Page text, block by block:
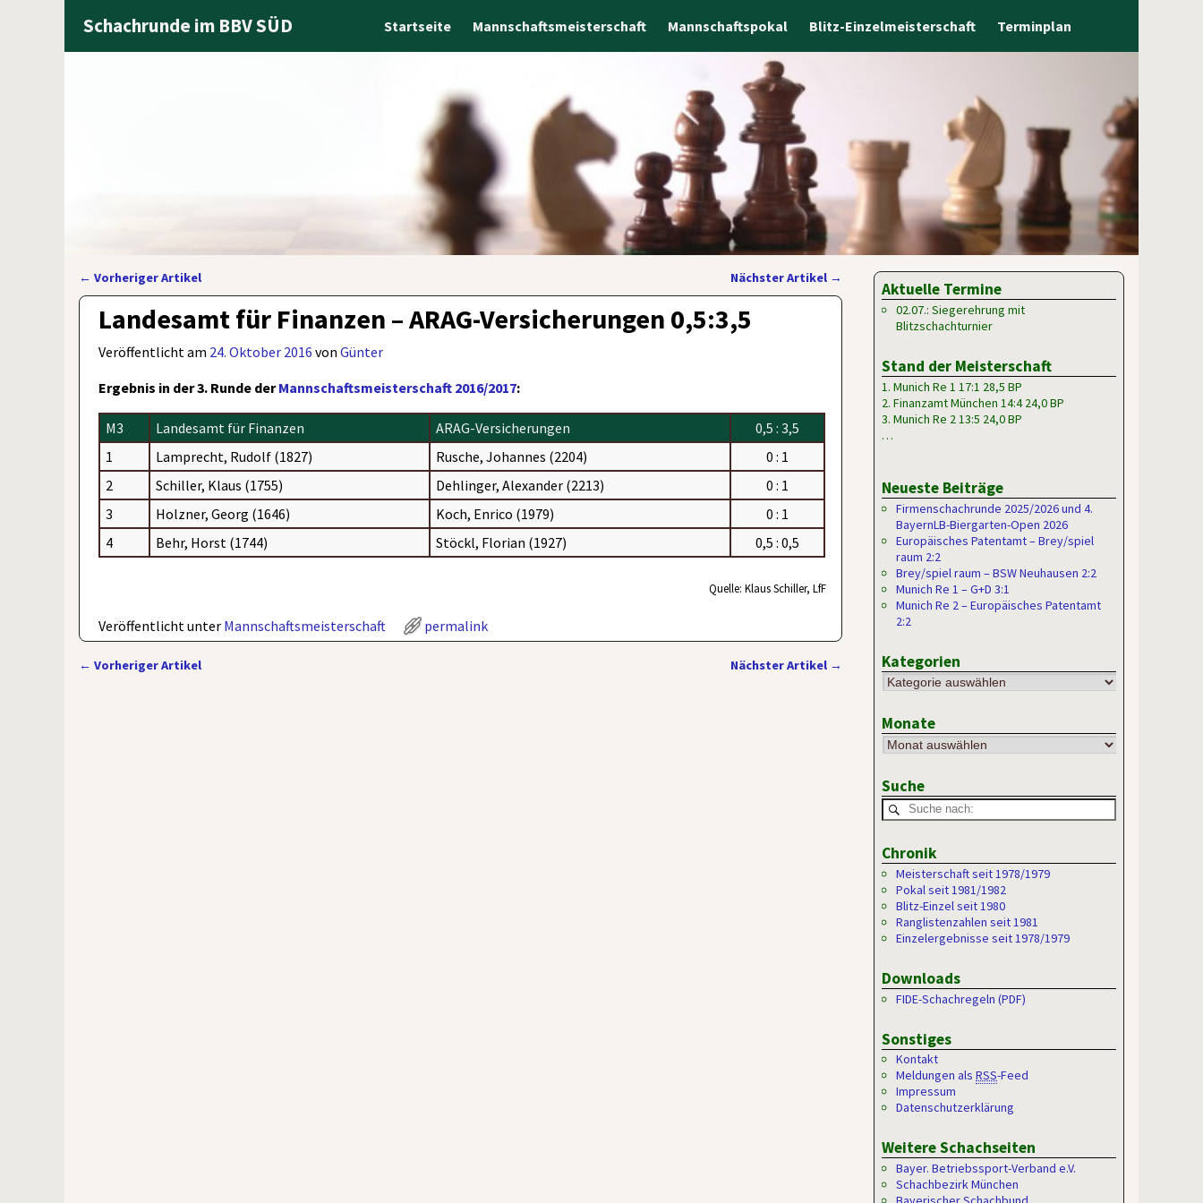
Schachrunde im BBV SÜD Startseite Mannschaftsmeisterschaft Mannschaftspokal Blitz-Einzelmeisterschaft Terminplan
Artikelnavigation
← Vorheriger Artikel Nächster Artikel →
Landesamt für Finanzen – ARAG-Versicherungen 0,5:3,5
Veröffentlicht am 24. Oktober 2016 vonGünter
Ergebnis in der 3. Runde derMannschaftsmeisterschaft 2016/2017:
M3 Landesamt für Finanzen ARAG-Versicherungen
0,5 : 3,5
1
Lamprecht, Rudolf (1827) Rusche, Johannes (2204)
0 : 1
2
Schiller, Klaus (1755) Dehlinger, Alexander (2213)
0 : 1
3
Holzner, Georg (1646) Koch, Enrico (1979)
0 : 1
4
Behr, Horst (1744) Stöckl, Florian (1927) 0,5 : 0,5
Quelle: Klaus Schiller, LfF
Veröffentlicht unter Mannschaftsmeisterschaft permalink
← Vorheriger Artikel Nächster Artikel →
Aktuelle Termine
02.07.: Siegerehrung mit
Blitzschachturnier
Stand der Meisterschaft
1. Munich Re 1 17:1 28,5 BP
2. Finanzamt München 14:4 24,0 BP
3. Munich Re 2 13:5 24,0 BP
…
Neueste Beiträge
Firmenschachrunde 2025/2026 und 4.
BayernLB-Biergarten-Open 2026
Europäisches Patentamt – Brey/spiel
raum 2:2
Brey/spiel raum – BSW Neuhausen 2:2
Munich Re 1 – G+D 3:1
Munich Re 2 – Europäisches Patentamt
2:2
Kategorien
Monate
Suche
Chronik
Meisterschaft seit 1978/1979
Pokal seit 1981/1982
Blitz-Einzel seit 1980
Ranglistenzahlen seit 1981
Einzelergebnisse seit 1978/1979
Downloads
FIDE-Schachregeln (PDF)
Sonstiges
Kontakt
Meldungen alsRSS-Feed
Impressum
Datenschutzerklärung
Weitere Schachseiten
Bayer. Betriebssport-Verband e.V.
Schachbezirk München